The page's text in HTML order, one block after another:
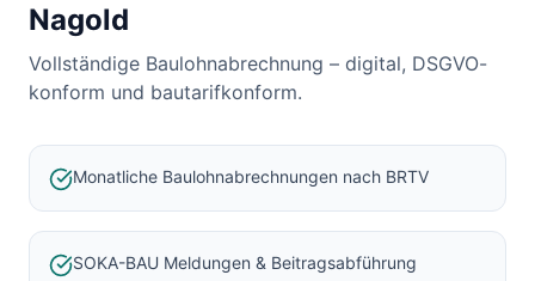
Nagold
Vollständige Baulohnabrechnung – digital, DSGVO-
konform und bautarifkonform.
Monatliche Baulohnabrechnungen nach BRTV
SOKA-BAU Meldungen & Beitragsabführung